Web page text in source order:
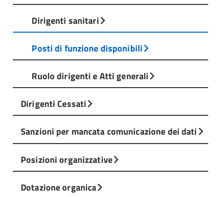
Dirigenti sanitari
Posti di funzione disponibili
Ruolo dirigenti e Atti generali
Dirigenti Cessati
Sanzioni per mancata comunicazione dei dati
Posizioni organizzative
Dotazione organica